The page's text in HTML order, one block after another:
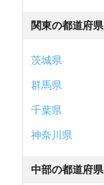
関東の都道府県
茨城県
群馬県
千葉県
神奈川県
中部の都道府県